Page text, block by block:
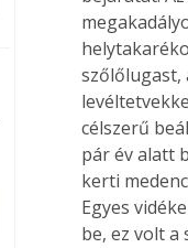
szőlőlugast,
célszerű
pár év alatt
kerti
Egyes
be, ez volt a